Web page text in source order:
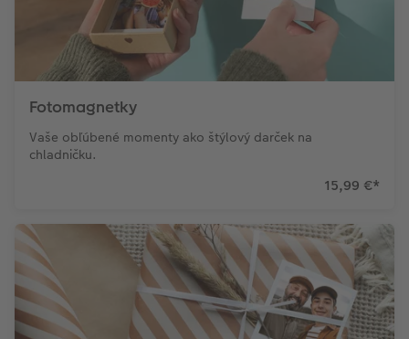
Fotomagnetky
Vaše obľúbené momenty ako štýlový darček na
chladničku.
15,99 €*